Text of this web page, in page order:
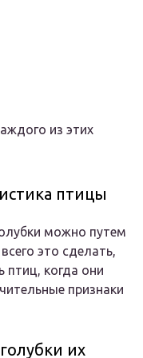
из этих
птицы
можно путем
это сделать,
птиц, когда они
признаки
их